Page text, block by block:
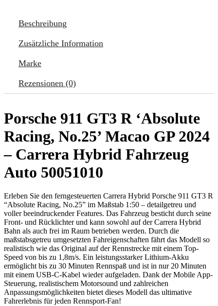
Beschreibung
Zusätzliche Information
Marke
Rezensionen (0)
Porsche 911 GT3 R ‘Absolute
Racing, No.25’ Macao GP 2024
– Carrera Hybrid Fahrzeug
Auto 50051010
Erleben Sie den ferngesteuerten Carrera Hybrid Porsche 911 GT3 R
“Absolute Racing, No.25” im Maßstab 1:50 – detailgetreu und
voller beeindruckender Features. Das Fahrzeug besticht durch seine
Front- und Rücklichter und kann sowohl auf der Carrera Hybrid
Bahn als auch frei im Raum betrieben werden. Durch die
maßstabsgetreu umgesetzten Fahreigenschaften fährt das Modell so
realistisch wie das Original auf der Rennstrecke mit einem Top-
Speed von bis zu 1,8m/s. Ein leistungsstarker Lithium-Akku
ermöglicht bis zu 30 Minuten Rennspaß und ist in nur 20 Minuten
mit einem USB-C-Kabel wieder aufgeladen. Dank der Mobile App-
Steuerung, realistischem Motorsound und zahlreichen
Anpassungsmöglichkeiten bietet dieses Modell das ultimative
Fahrerlebnis für jeden Rennsport-Fan!